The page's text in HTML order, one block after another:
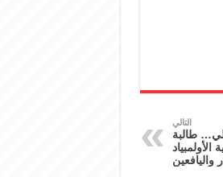
التالي
طالبة
واليافعين